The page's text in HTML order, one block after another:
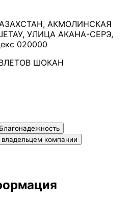
АКМОЛИНСКАЯ
УЛИЦА АКАНА-СЕРЭ,
020000
ШОКАН
Благонадежность
компании